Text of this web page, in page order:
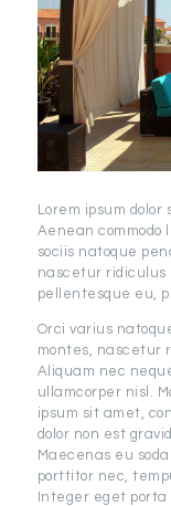
Lorem ipsum
Aenean commodo
sociis natoque
nascetur ridiculus
pellentesque eu,
Orci varius
montes, nascetur
Aliquam nec
ullamcorper nisl.
ipsum sit amet,
dolor non est
Maecenas eu
porttitor nec,
Integer eget